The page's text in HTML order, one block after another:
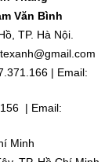
Văn Bình
TP. Hà Nội.
| Email:
| Email:
Minh